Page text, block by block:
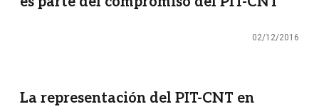
02/12/2016
La representación del PIT-CNT en